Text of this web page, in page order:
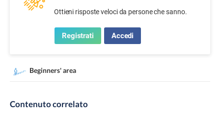
Ottieni risposte veloci da persone che sanno.
Registrati Accedi
Beginners' area
Contenuto correlato